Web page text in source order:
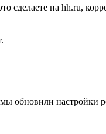
сделаете на hh.ru,
обновили настройки